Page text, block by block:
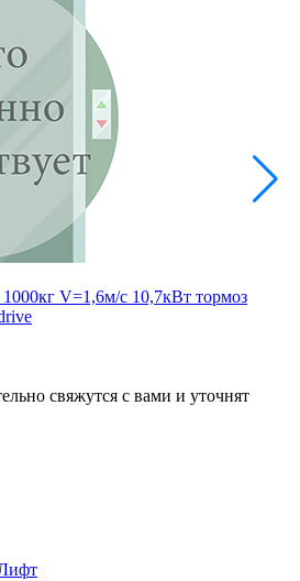
1000кг V=1,6м/с 10,7кВт тормоз
свяжутся с вами и уточнят